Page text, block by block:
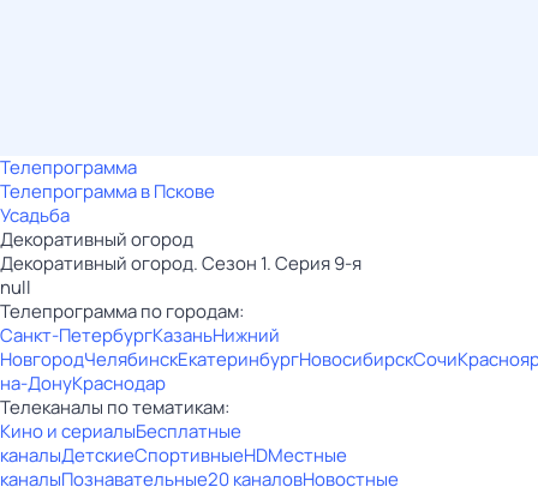
Телепрограмма
Телепрограмма в Пскове
Усадьба
Декоративный огород
Декоративный огород. Сезон 1. Серия 9-я
null
Телепрограмма по городам:
Санкт-ПетербургКазаньНижний
НовгородЧелябинскЕкатеринбургНовосибирскСочи
на-ДонуКраснодар
Телеканалы по тематикам:
Кино и сериалыБесплатные
каналыДетскиеСпортивныеHDМестные
каналыПознавательные20 каналовНовостные